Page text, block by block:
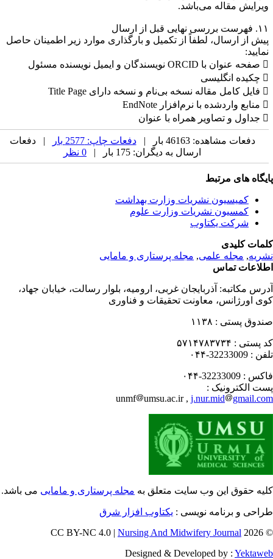
مقاله می‌باشد.
نهایی قبل از ارسال
از ارسال، لطفاً از تکمیل و بارگذاری موارد زیر اطمینان حاصل
دفعات مشاهده: 46163 بار | دفعات چاپ: 2577 بار
| دفعات
ارسال به دیگران: 175 بار |
های مرتبط
کمیسیون نشریات وزارت بهداشت
کمسیون نشریات وزارت علوم
شرکت یکتاوب
کلیدی
,مجله علمی, مجله پرستاری و مامایی
تماس
مکاتبه:آذربایجان غربی، ارومیه، بلوار رسالت، خیابان جهاد،
اورژانس، معاونت تحقیقات و فناوری
پستی : ۱۱۳۸
پستی : ۵۷۱۴۷۸۳۷۳۴
: 32233009-۰۴۴
: 32233009-۰۴۴
الکترونیک :
unmf
umsu.ac.ir ,j.nur.mid
حقوق این وب سایت متعلق بهمجله پرستاری و ماماییمی باشد.
و برنامه نویسی : یکتاوب افزار شرق
©
Nursing And Midwifery Journal
Designed & Developed by :